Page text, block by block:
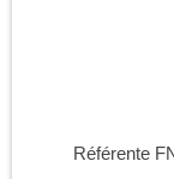
Référente